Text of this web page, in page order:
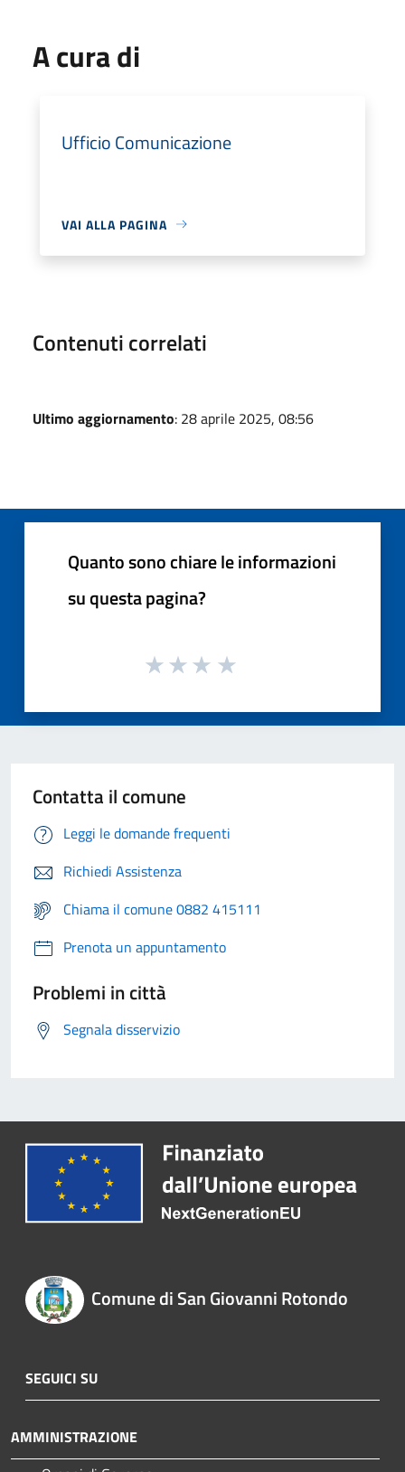
A cura di
Ufficio Comunicazione
VAI ALLA PAGINA
Contenuti correlati
Ultimo aggiornamento: 28 aprile 2025, 08:56
Quanto sono chiare le informazioni
su questa pagina?
Contatta il comune
Leggi le domande frequenti
Richiedi Assistenza
Chiama il comune 0882 415111
Prenota un appuntamento
Problemi in città
Segnala disservizio
Comune di San Giovanni Rotondo
SEGUICI SU
AMMINISTRAZIONE